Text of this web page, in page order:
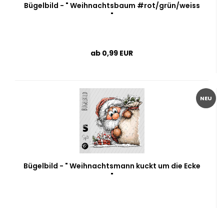
Bügelbild - " Weihnachtsbaum #rot/grün/weiss
"
ab 0,99 EUR
NEU
Bügelbild - " Weihnachtsmann kuckt um die Ecke
"